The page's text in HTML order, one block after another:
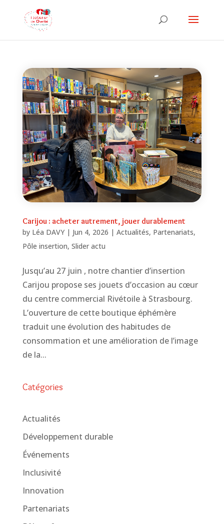
Carijou : acheter autrement, jouer durablement
by Léa DAVY| Jun 4, 2026 | Actualités, Partenariats,
Pôle insertion, Slider actu
Jusqu’au 27 juin , notre chantier d’insertion
Carijou propose ses jouets d’occasion au cœur
du centre commercial Rivétoile à Strasbourg.
L’ouverture de cette boutique éphémère
traduit une évolution des habitudes de
consommation et une amélioration de l’image
de la...
Catégories
Actualités
Développement durable
Événements
Inclusivité
Innovation
Partenariats